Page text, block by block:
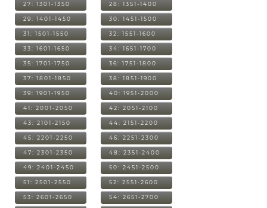
27: 1301-1350 28: 1351-1400
29: 1401-1450 30: 1451-1500
31: 1501-1550 32: 1551-1600
33: 1601-1650 34: 1651-1700
35: 1701-1750 36: 1751-1800
37: 1801-1850 38: 1851-1900
39: 1901-1950 40: 1951-2000
41: 2001-2050 42: 2051-2100
43: 2101-2150 44: 2151-2200
45: 2201-2250 46: 2251-2300
47: 2301-2350 48: 2351-2400
49: 2401-2450 50: 2451-2500
51: 2501-2550 52: 2551-2600
53: 2601-2650 54: 2651-2700